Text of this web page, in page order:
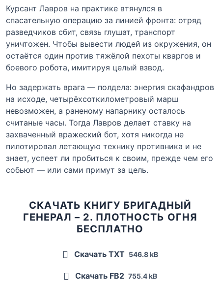
Курсант Лавров на практике втянулся в
спасательную операцию за линией фронта: отряд
разведчиков сбит, связь глушат, транспорт
уничтожен. Чтобы вывести людей из окружения, он
остаётся один против тяжёлой пехоты кваргов и
боевого робота, имитируя целый взвод.
Но задержать врага — полдела: энергия скафандров
на исходе, четырёхсоткилометровый марш
невозможен, а раненому напарнику осталось
считаные часы. Тогда Лавров делает ставку на
захваченный вражеский бот, хотя никогда не
пилотировал летающую технику противника и не
знает, успеет ли пробиться к своим, прежде чем его
собьют — или сами примут за цель.
СКАЧАТЬ КНИГУ БРИГАДНЫЙ
ГЕНЕРАЛ – 2. ПЛОТНОСТЬ ОГНЯ
БЕСПЛАТНО
Скачать TXT 546.8 kB
Скачать FB2 755.4 kB